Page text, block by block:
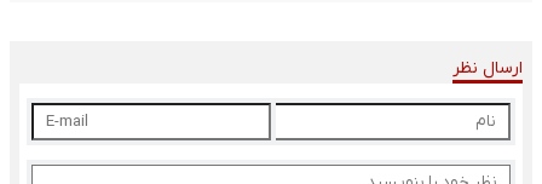
ارسال نظر